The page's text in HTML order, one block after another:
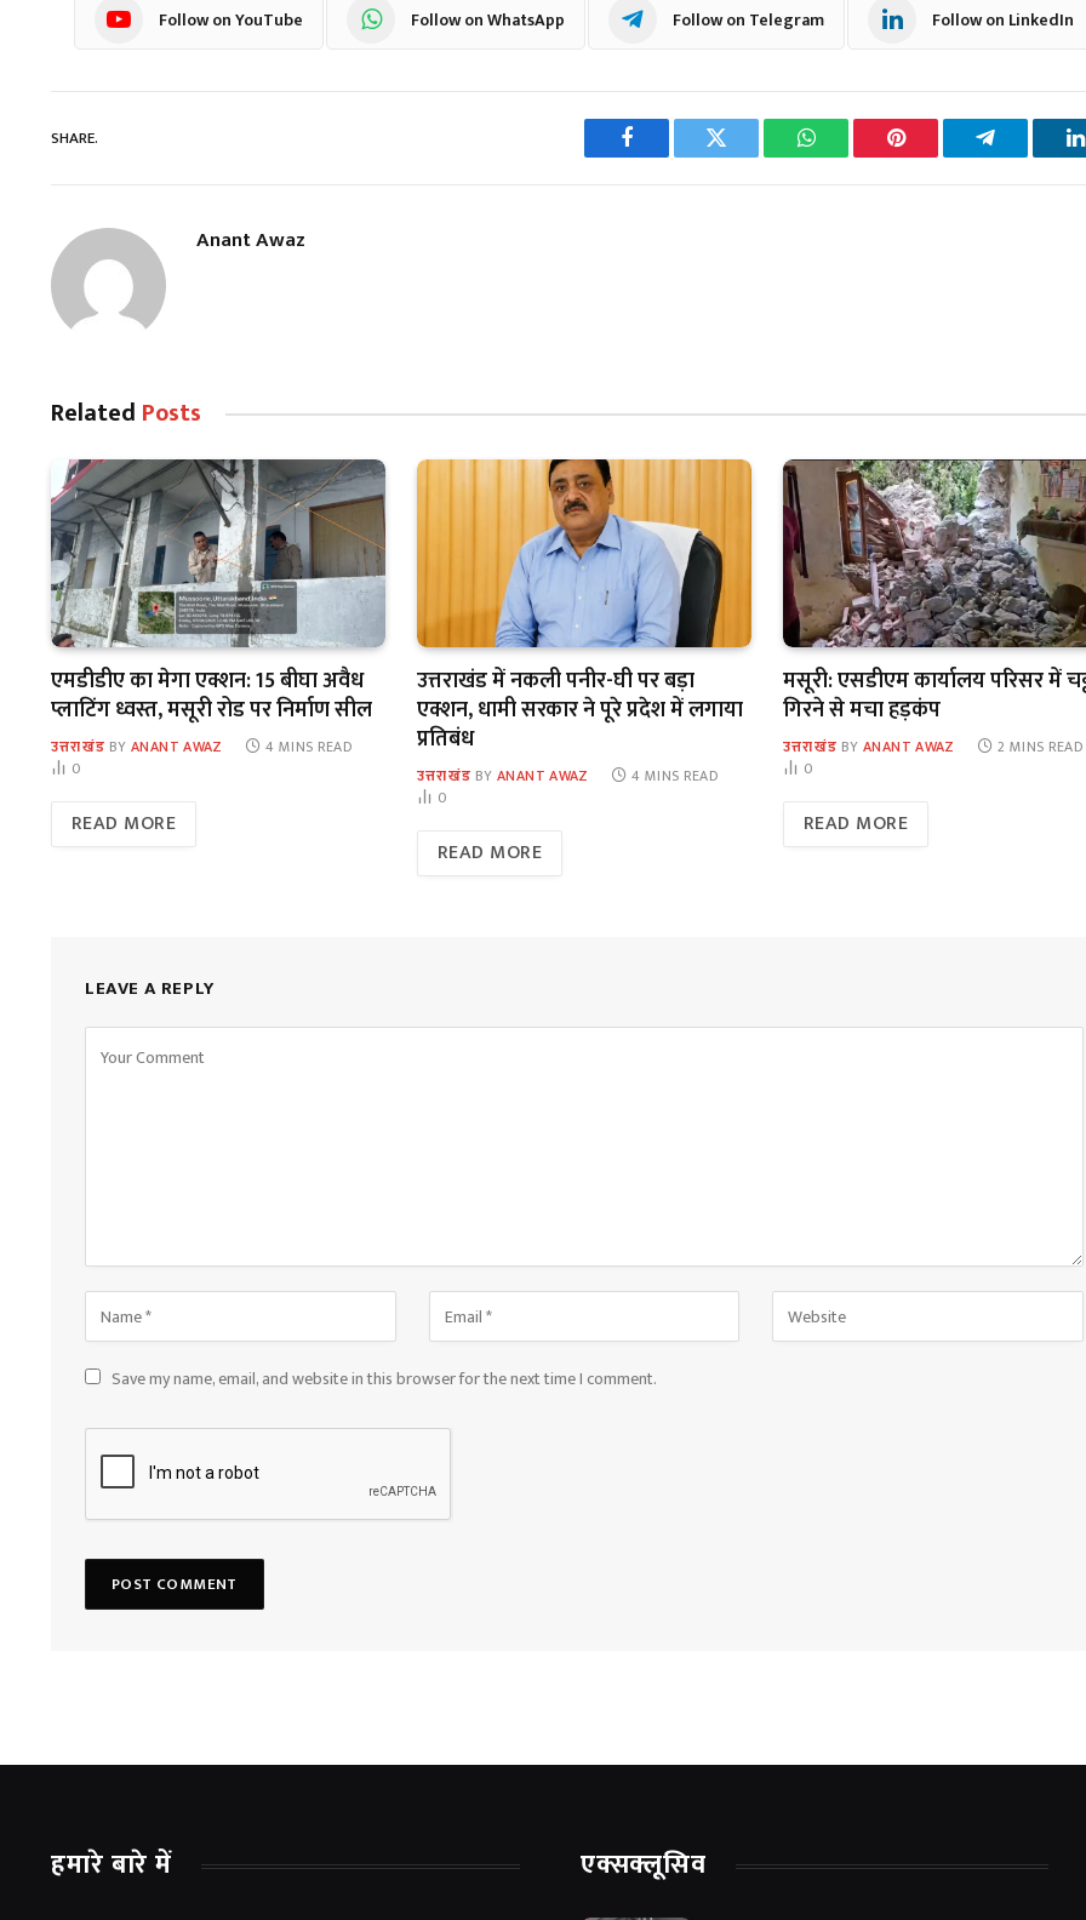
Follow on YouTube Follow on WhatsApp Follow on Telegram Follow on LinkedIn
SHARE.
Facebook Twitter WhatsAppPinterest Telegram
Anant Awaz
Related Posts
एमडीडीए का मेगा एक्शन: 15 बीघा अवैध
प्लाटिंग ध्वस्त, मसूरी रोड पर निर्माण सील
उत्तराखंड BY ANANT AWAZ
4 MINS READ
0
READ MORE
उत्तराखंड में नकली पनीर-घी पर बड़ा
एक्शन, धामी सरकार ने पूरे प्रदेश में लगाया
प्रतिबंध
उत्तराखंड BY ANANT AWAZ
4 MINS READ
0
READ MORE
मसूरी: एसडीएम कार्यालय परिसर में
गिरने से मचा हड़कंप
उत्तराखंड BY ANANT AWAZ
2 MINS READ
0
READ MORE
LEAVE A REPLY
Save my name, email, and website in this browser for the next time I comment.
हमारे बारे में एक्सक्लूसिव